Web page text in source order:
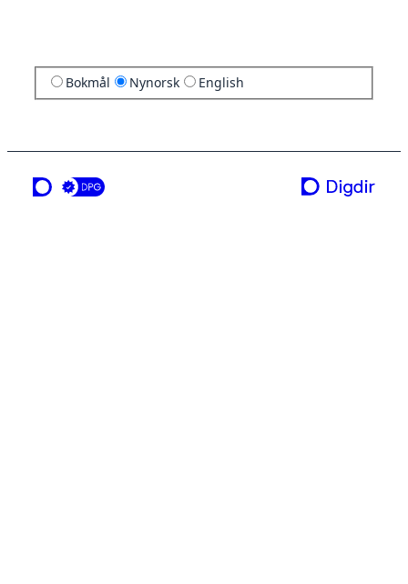
Bokmål Nynorsk English